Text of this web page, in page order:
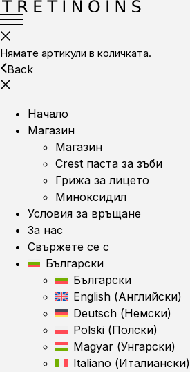
Нямате артикули в количката.
Back
Начало
Магазин
Магазин
Crest паста за зъби
Грижа за лицето
Миноксидил
Условия за връщане
За нас
Свържете се с
Български
Български
English (Английски)
Deutsch (Немски)
Polski (Полски)
Magyar (Унгарски)
Italiano (Италиански)